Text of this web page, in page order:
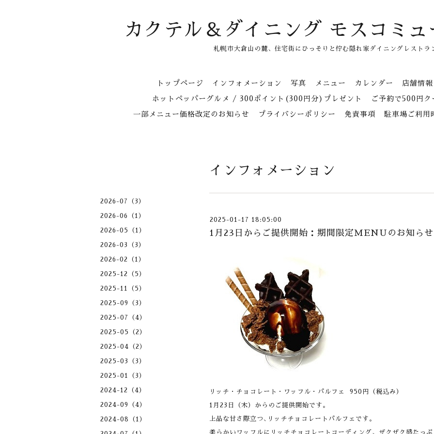
カクテル＆ダイニング モスコミュ
札幌市大倉山の麓、住宅街にひっそりと佇む隠れ家ダイニングレストラ
トップページ インフォメーション 写真 メニュー カレンダー 店舗情報
ホットペッパーグルメ / 300ポイント(300円分)プレゼント ご予約で500円ク
一部メニュー価格改定のお知らせ プライバシーポリシー 免責事項 駐車場ご利用
インフォメーション
2025-01-17 18:05:00
1月23日からご提供開始：期間限定MENUのお知ら
リッチ・チョコレート・ワッフル・パルフェ 950円（税込み）
1月23日（木）からのご提供開始です。
上品な甘さ際立つ､リッチチョコレートパルフェです。
柔らかいワッフルにリッチチョコレートコーディング、ザクザク感たっ
2026-07（3）
2026-06（1）
2026-05（1）
2026-03（3）
2026-02（1）
2025-12（5）
2025-11（5）
2025-09（3）
2025-07（4）
2025-05（2）
2025-04（2）
2025-03（3）
2025-01（3）
2024-12（4）
2024-09（4）
2024-08（1）